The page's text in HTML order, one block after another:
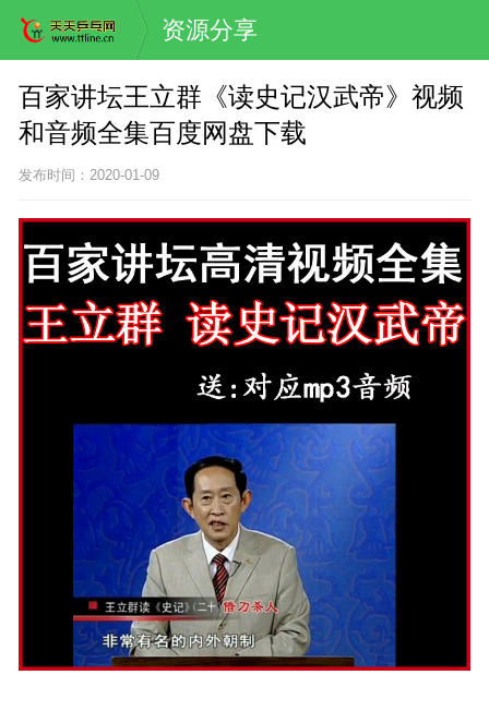
资源分享
百家讲坛王立群《读史记汉武帝》视频
和音频全集百度网盘下载
发布时间：2020-01-09